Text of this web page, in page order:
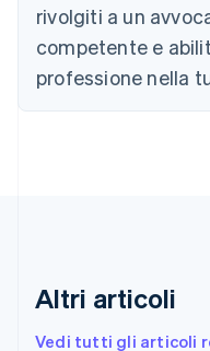
rivolgiti a un
competente e
professione nella
Altri articoli
Vedi tutti gli articoli
EnglishFrançais
Cina continentale
简体中文English
Cipro
Finlandia